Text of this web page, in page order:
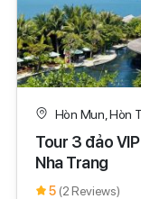
Hòn Mun, Hòn
Tour 3 đảo
Nha Trang
5 (2 Reviews)